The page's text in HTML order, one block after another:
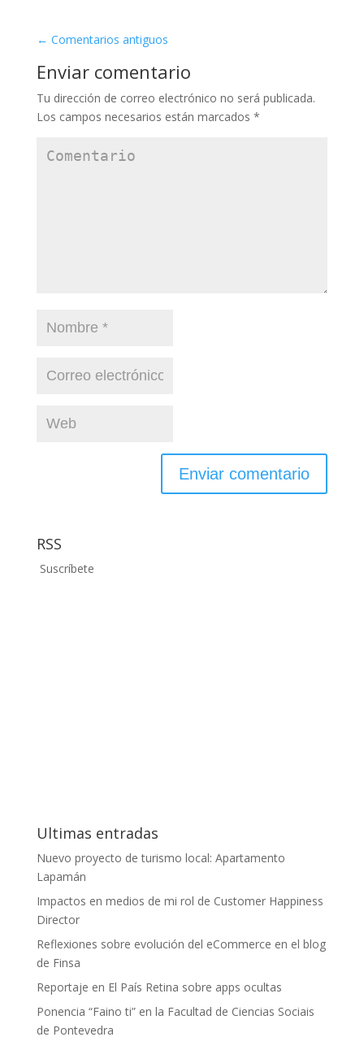
← Comentarios antiguos
Enviar comentario
Tu dirección de correo electrónico no será publicada.
Los campos necesarios están marcados *
RSS
Suscríbete
Ultimas entradas
Nuevo proyecto de turismo local: Apartamento
Lapamán
Impactos en medios de mi rol de Customer Happiness
Director
Reflexiones sobre evolución del eCommerce en el blog
de Finsa
Reportaje en El País Retina sobre apps ocultas
Ponencia “Faino ti” en la Facultad de Ciencias Sociais
de Pontevedra